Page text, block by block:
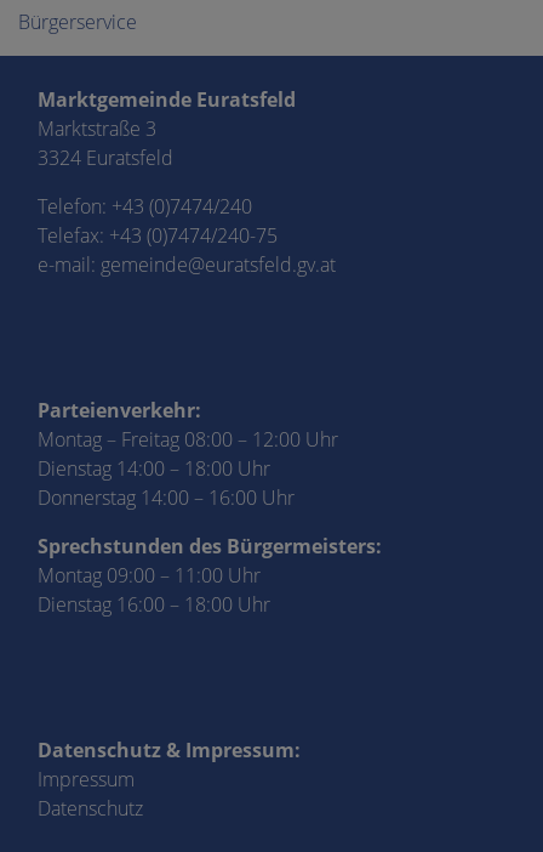
Bürgerservice
Marktgemeinde Euratsfeld
Marktstraße 3
3324 Euratsfeld
Telefon: +43 (0)7474/240
Telefax: +43 (0)7474/240-75
e-mail: gemeinde@euratsfeld.gv.at
Parteienverkehr:
Montag – Freitag 08:00 – 12:00 Uhr
Dienstag 14:00 – 18:00 Uhr
Donnerstag 14:00 – 16:00 Uhr
Sprechstunden des Bürgermeisters:
Montag 09:00 – 11:00 Uhr
Dienstag 16:00 – 18:00 Uhr
Datenschutz & Impressum:
Impressum
Datenschutz